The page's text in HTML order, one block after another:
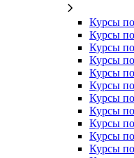
Курсы по
Курсы
Курсы
Курсы
Курсы по
Курсы
Курсы
Курсы
Курсы
Курсы
Курсы